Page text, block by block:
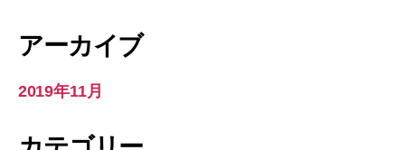
アーカイブ
2019年11月